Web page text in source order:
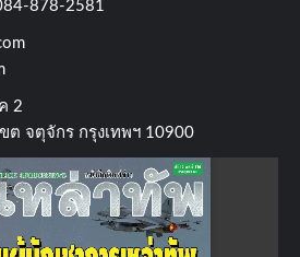
878-2581
2
จตุจักร​ กรุงเทพฯ 10900